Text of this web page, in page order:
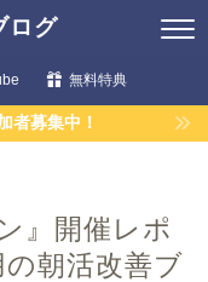
ログ
無料特典
者募集中！
』開催レポ
朝活改善ブ